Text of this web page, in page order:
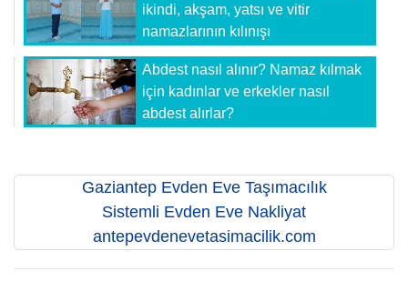
ikindi, akşam, yatsı ve vitir
namazlarının kılınışı
Abdest nasıl alınır? Namaz kılmak
için kadınlar ve erkekler nasıl
abdest alırlar?
Gaziantep Evden Eve Taşımacılık
Sistemli Evden Eve Nakliyat
antepevdenevetasimacilik.com